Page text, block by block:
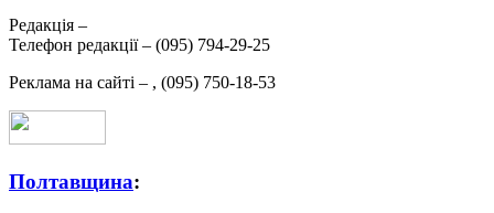
Редакція –
Телефон редакції – (095) 794-29-25
Реклама на сайті – , (095) 750-18-53
Полтавщина: